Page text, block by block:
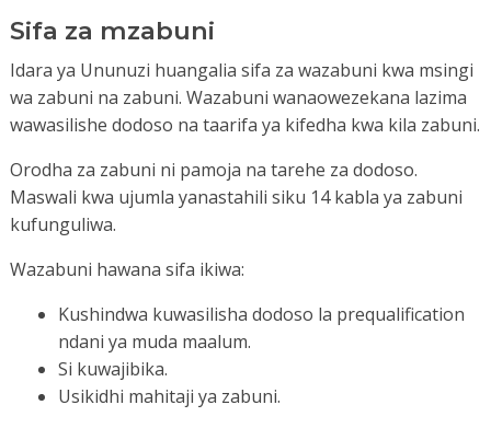
Sifa za mzabuni
Idara ya Ununuzi huangalia sifa za wazabuni kwa msingi
wa zabuni na zabuni. Wazabuni wanaowezekana lazima
wawasilishe dodoso na taarifa ya kifedha kwa kila zabuni.
Orodha za zabuni ni pamoja na tarehe za dodoso.
Maswali kwa ujumla yanastahili siku 14 kabla ya zabuni
kufunguliwa.
Wazabuni hawana sifa ikiwa:
Kushindwa kuwasilisha dodoso la prequalification
ndani ya muda maalum.
Si kuwajibika.
Usikidhi mahitaji ya zabuni.